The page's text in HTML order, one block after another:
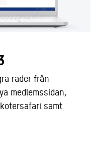
rader från
medlemssidan,
samt